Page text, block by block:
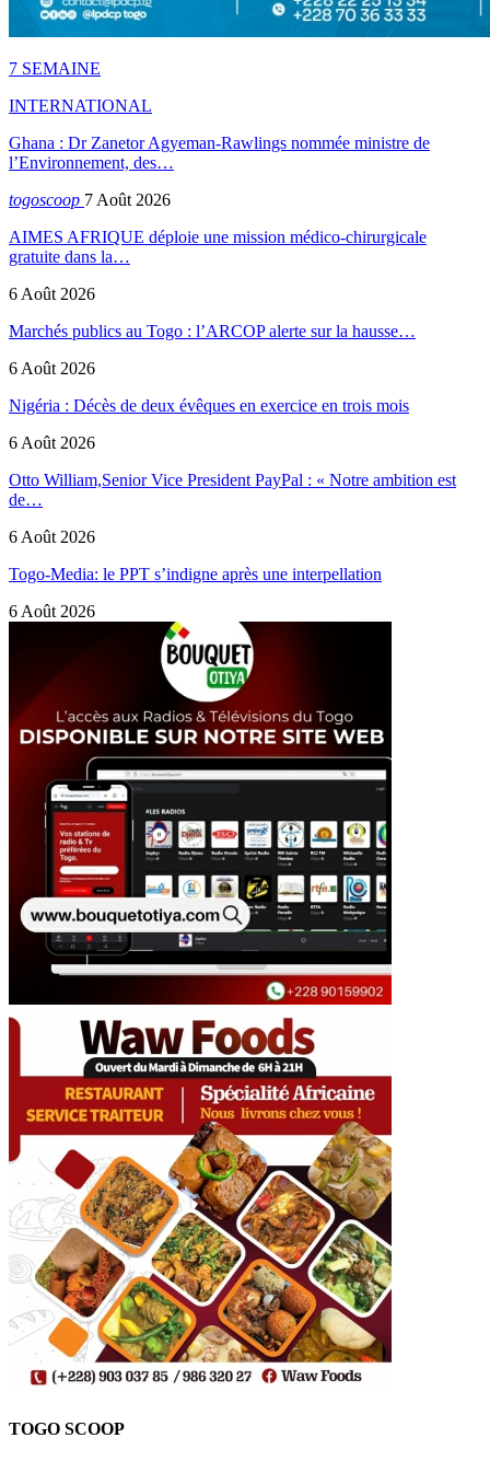
7 SEMAINE
INTERNATIONAL
Ghana : Dr Zanetor Agyeman-Rawlings nommée ministre de
l’Environnement, des…
togoscoop 7 Août 2026
AIMES AFRIQUE déploie une mission médico-chirurgicale
gratuite dans la…
6 Août 2026
Marchés publics au Togo : l’ARCOP alerte sur la hausse…
6 Août 2026
Nigéria : Décès de deux évêques en exercice en trois mois
6 Août 2026
Otto William,Senior Vice President PayPal : « Notre ambition est
de…
6 Août 2026
Togo-Media: le PPT s’indigne après une interpellation
6 Août 2026
TOGO SCOOP